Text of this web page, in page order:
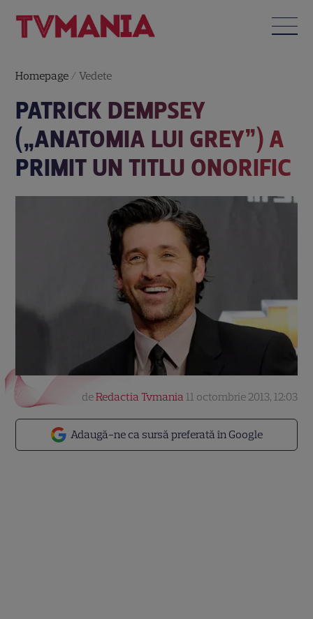
Homepage /Vedete
PATRICK DEMPSEY
(„ANATOMIA LUI GREY”) A
PRIMIT UN TITLU ONORIFIC
Adaugă-ne ca sursă preferată în Google
deRedactia Tvmania 11 octombrie 2013, 12:03